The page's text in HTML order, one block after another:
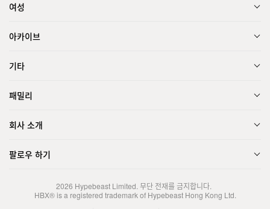
여성
아카이브
기타
패밀리
회사 소개
팔로우 하기
2026 Hypebeast Limited. 무단 전재를 금지합니다.
HBX® is a registered trademark of Hypebeast Hong Kong Ltd.